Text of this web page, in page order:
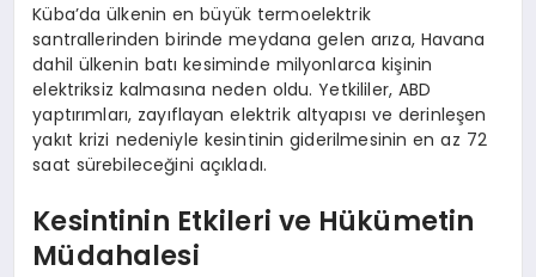
Küba’da ülkenin en büyük termoelektrik
santrallerinden birinde meydana gelen arıza, Havana
dahil ülkenin batı kesiminde milyonlarca kişinin
elektriksiz kalmasına neden oldu. Yetkililer, ABD
yaptırımları, zayıflayan elektrik altyapısı ve derinleşen
yakıt krizi nedeniyle kesintinin giderilmesinin en az 72
saat sürebileceğini açıkladı.
Kesintinin Etkileri ve Hükümetin
Müdahalesi